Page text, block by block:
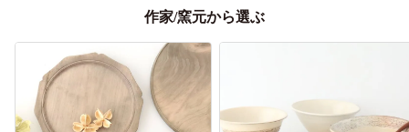
作家/窯元から選ぶ